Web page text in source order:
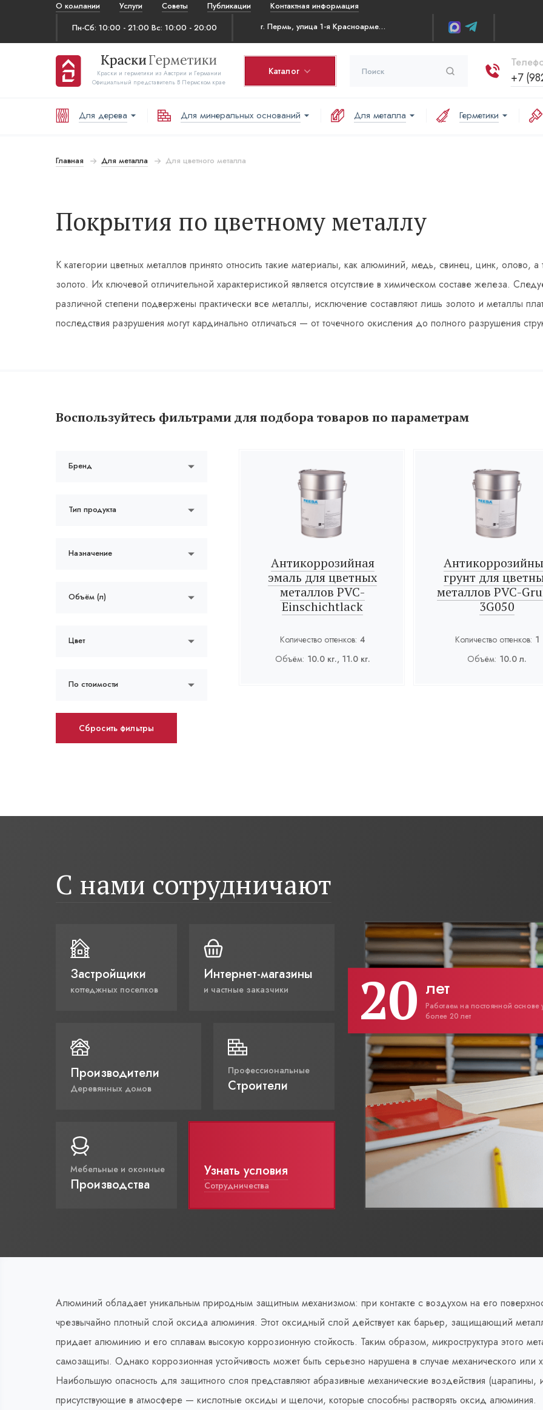
О компании Услуги Советы Публикации
Контактная информация
Пн-Сб: 10:00 - 21:00 Вс: 10:00 - 20:00
г. Пермь, улица 1-я Красноармейская д.6 ТЦ Радуга, 2-й этаж
Краски и герметики из Австрии и Германии
Официальный представитель В Пермском крае
Каталог +7
Корзина
Для дерева Для минеральных оснований Для металла Герметики
Главная Для металла Для цветного металла
Покрытия по цветному металлу
К категории цветных металлов принято относить такие материалы, как алюминий, медь, свинец, цинк,
золото. Их ключевой отличительной характеристикой является отсутствие в химическом составе железа.
различной степени подвержены практически все металлы, исключение составляют лишь золото и металлы
последствия разрушения могут кардинально отличаться — от точечного окисления до полного разрушения
Воспользуйтесь фильтрами для подбора товаров по параметрам
Бренд
Тип продукта
Назначение
Объём (л)
Цвет
По стоимости
Сбросить фильтры
Антикоррозийная
эмаль для цветных
металлов PVC-
Einschichtlack
Количество оттенков: 4
Объём: 10.0 кг., 11.0 кг.
грунт для
металлов PVC-
3G050
Количество оттенков: 1
Объём: 10.0 л.
С нами сотрудничают
Застройщики
коттеджных поселков
Интернет-магазины
и частные заказчики
Производители
Деревянных домов
Профессиональные
Строители
Мебельные и оконные
Производства
Узнать условия
Сотрудничества
20 лет
Работаем на постоянной основе
более 20 лет
Алюминий обладает уникальным природным защитным механизмом: при контакте с воздухом на его
чрезвычайно плотный слой оксида алюминия. Этот оксидный слой действует как барьер, защищающий
придает алюминию и его сплавам высокую коррозионную стойкость. Таким образом, микроструктура этого
самозащиты. Однако коррозионная устойчивость может быть серьезно нарушена в случае механического
Наибольшую опасность для защитного слоя представляют абразивные механические воздействия
присутствующие в атмосфере — кислотные оксиды и щелочи, которые способны растворять оксид алюминия.